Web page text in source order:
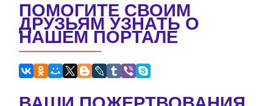
ПОМОГИТЕ СВОИМ
ДРУЗЬЯМ УЗНАТЬ О
НАШЕМ ПОРТАЛЕ